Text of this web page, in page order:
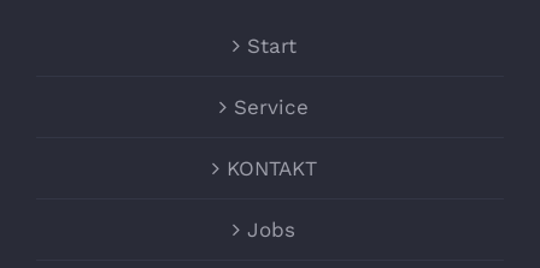
Start
Service
KONTAKT
Jobs